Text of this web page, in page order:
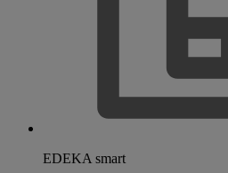
EDEKA smart